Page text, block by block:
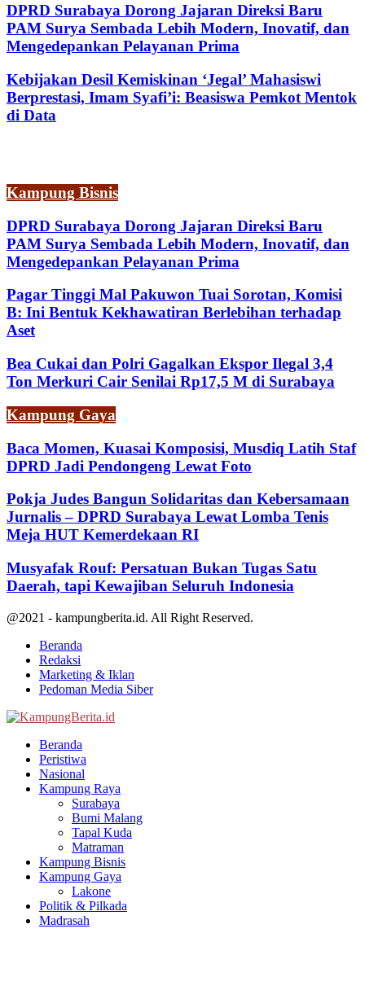
DPRD Surabaya Dorong Jajaran Direksi Baru
PAM Surya Sembada Lebih Modern, Inovatif, dan
Mengedepankan Pelayanan Prima
Kebijakan Desil Kemiskinan ‘Jegal’ Mahasiswi
Berprestasi, Imam Syafi’i: Beasiswa Pemkot Mentok
di Data
Kampung Bisnis
DPRD Surabaya Dorong Jajaran Direksi Baru
PAM Surya Sembada Lebih Modern, Inovatif, dan
Mengedepankan Pelayanan Prima
Pagar Tinggi Mal Pakuwon Tuai Sorotan, Komisi
B: Ini Bentuk Kekhawatiran Berlebihan terhadap
Aset
Bea Cukai dan Polri Gagalkan Ekspor Ilegal 3,4
Ton Merkuri Cair Senilai Rp17,5 M di Surabaya
Kampung Gaya
Baca Momen, Kuasai Komposisi, Musdiq Latih Staf
DPRD Jadi Pendongeng Lewat Foto
Pokja Judes Bangun Solidaritas dan Kebersamaan
Jurnalis – DPRD Surabaya Lewat Lomba Tenis
Meja HUT Kemerdekaan RI
Musyafak Rouf: Persatuan Bukan Tugas Satu
Daerah, tapi Kewajiban Seluruh Indonesia
@2021 - kampungberita.id. All Right Reserved.
Beranda
Redaksi
Marketing & Iklan
Pedoman Media Siber
Beranda
Peristiwa
Nasional
Kampung Raya
Surabaya
Bumi Malang
Tapal Kuda
Matraman
Kampung Bisnis
Kampung Gaya
Lakone
Politik & Pilkada
Madrasah